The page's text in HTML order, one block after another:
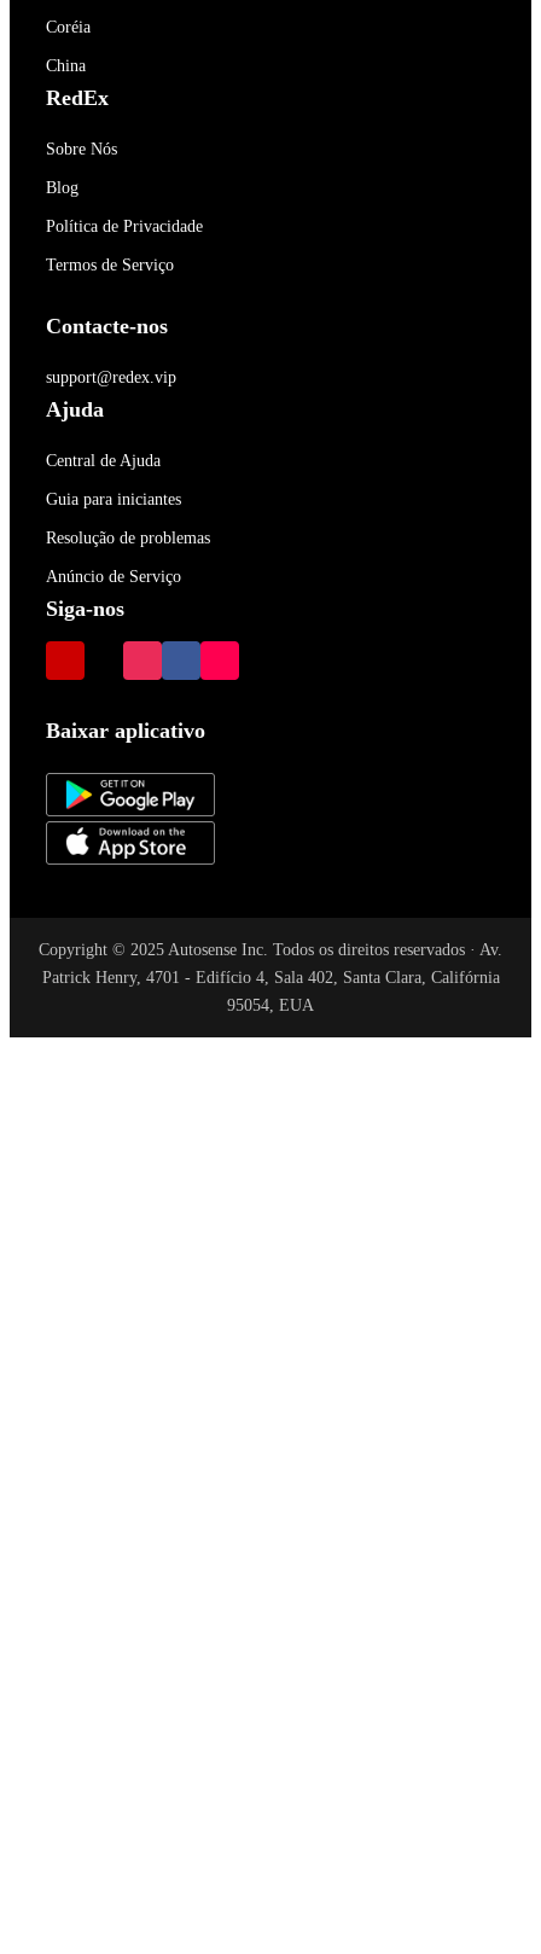
Coréia
China
RedEx
Sobre Nós
Blog
Política de Privacidade
Termos de Serviço
Contacte-nos
support@redex.vip
Ajuda
Central de Ajuda
Guia para iniciantes
Resolução de problemas
Anúncio de Serviço
Siga-nos
Baixar aplicativo
Copyright © 2025 Autosense Inc. Todos os direitos reservados · Av.
Patrick Henry, 4701 - Edifício 4, Sala 402, Santa Clara, Califórnia
95054, EUA